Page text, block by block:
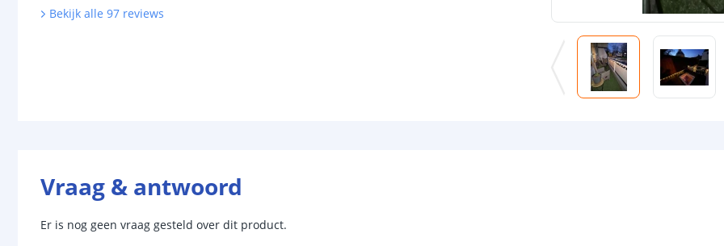
Bekijk alle 97 reviews
Vraag & antwoord
Er is nog geen vraag gesteld over dit product.